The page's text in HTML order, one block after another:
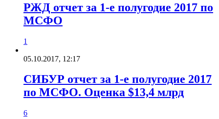
РЖД отчет за 1-е полугодие 2017 по
МСФО
1
05.10.2017, 12:17
СИБУР отчет за 1-е полугодие 2017
по МСФО. Оценка $13,4 млрд
6